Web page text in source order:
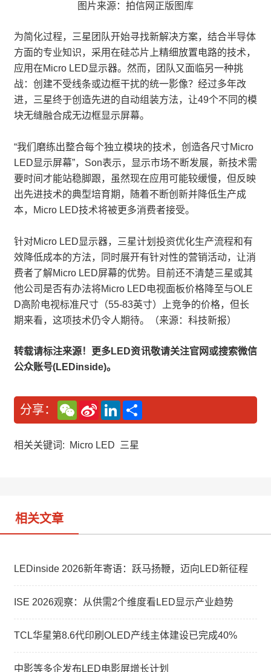
图片来源：拍信网正版图库
为简化过程，三星团队开始寻找新解决方案，结合半导体
方面的专业知识，采用在硅芯片上精细放置电路的技术，
应用在Micro LED显示器。然而，团队又面临另一种挑
战：创建不受线条或边框干扰的统一影像？经过多年改
进，三星终于创造先进的自动组装方法，让49个不同的模
块无缝融合成无边框显示屏幕。
“我们磨练出整合每个独立模块的技术，创造各尺寸Micro
LED显示屏幕”，Son表示，显示市场不断发展，新技术需
要时间才能站稳脚跟，虽然现在应用可能较缓慢，但反映
出先进技术的典型培育期，随着不断创新并降低生产成
本，Micro LED技术将被更多消费者接受。
针对Micro LED显示器，三星计划投资优化生产流程和有
效降低成本的方法，同时展开有针对性的营销活动，让消
费者了解Micro LED屏幕的优势。目前还不清楚三星或其
他公司是否有办法将Micro LED电视面板价格降至与OLE
D高阶电视标准尺寸（55-83英寸）上竞争的价格，但长
期来看，这项技术仍令人期待。（来源：科技新报）
转载请标注来源！更多LED资讯敬请关注官网或搜索微信
公众账号(LEDinside)。
分享：
W
e
C
a
S
n
W
L
n
e
相关关键词: Micro LED 三星
相关文章
LEDinside 2026新年寄语：跃马扬鞭，迈向LED新征程
ISE 2026观察：从供需2个维度看LED显示产业趋势
TCL华星第8.6代印刷OLED产线主体建设已完成40%
中影等多企发布LED电影屏增长计划